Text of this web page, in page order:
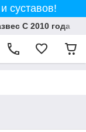
суставов!
С 2010 года